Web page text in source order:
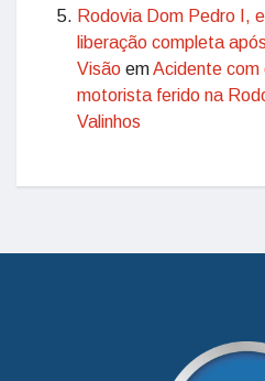
Rodovia Dom Pedro I,
liberação completa
Visão emAcidente com
motorista ferido na
Valinhos